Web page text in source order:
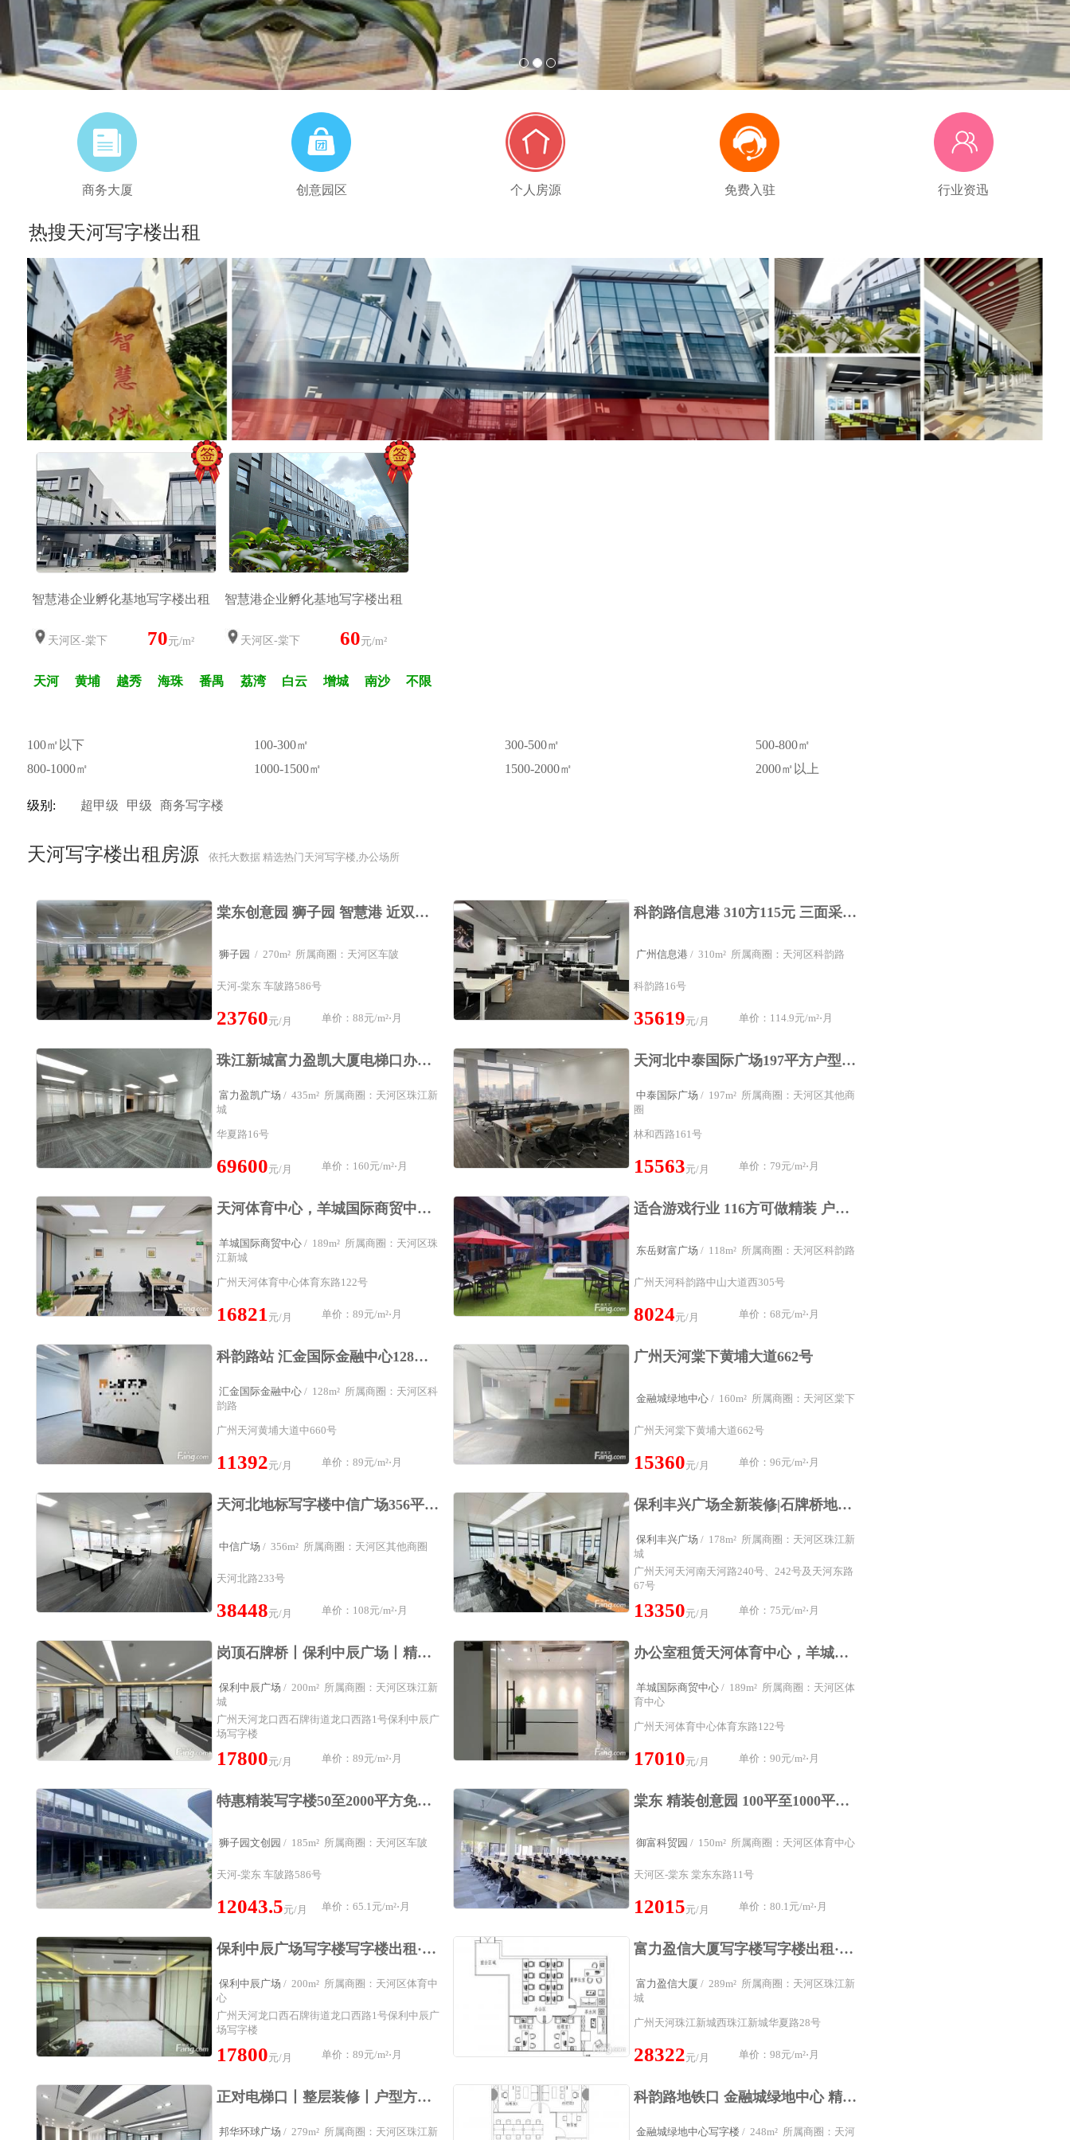
1 2 3
商务大厦 创意园区 个人房源 免费入驻 行业资迅
热搜天河写字楼出租
智慧港企业孵化基地写字楼出租
天河区-棠下 70元/m²
智慧港企业孵化基地写字楼出租
天河区-棠下 60元/m²
天河 黄埔 越秀 海珠 番禺 荔湾 白云 增城 南沙 不限
100㎡以下 100-300㎡ 300-500㎡
500-800㎡
800-1000㎡
1000-1500㎡ 1500-2000㎡ 2000㎡以上
级别: 超甲级 甲级 商务写字楼
天河写字楼出租房源 依托大数据 精选热门天河写字楼,办公场所
棠东创意园 狮子园 智慧港 近双地铁 独栋适合直播 办公出租
狮子园 / 270m² 所属商圈：天河区车陂
天河-棠东 车陂路586号
23760元/月 单价：88元/m²⋅月
科韵路信息港 310方115元 三面采光 带全套家具 南向
广州信息港 / 310m² 所属商圈：天河区科韵路
科韵路16号
35619元/月 单价：114.9元/m²⋅月
珠江新城富力盈凯大厦电梯口办公室双面采光435方高层
富力盈凯广场 / 435m² 所属商圈：天河区珠江新
城
华夏路16号
69600元/月 单价：160元/m²⋅月
天河北中泰国际广场197平方户型方正采光好大气前台带家私拎包入住
中泰国际广场 / 197m² 所属商圈：天河区其他商
圈
林和西路161号
15563元/月 单价：79元/m²⋅月
天河体育中心，羊城国际商贸中心，精装+3个间隔，配家私
羊城国际商贸中心 / 189m² 所属商圈：天河区珠
江新城
广州天河体育中心体育东路122号
16821 元/月 单价：89元/m²⋅月
适合游戏行业 116方可做精装 户型方正 可空调 配套齐全
东岳财富广场 / 118m² 所属商圈：天河区科韵路
广州天河科韵路中山大道西305号
8024元/月 单价：68元/m²⋅月
科韵路站 汇金国际金融中心128方2个间隔14人工区拎包入驻
汇金国际金融中心 / 128m² 所属商圈：天河区科
韵路
广州天河黄埔大道中660号
11392元/月 单价：89元/m²⋅月
广州天河棠下黄埔大道662号
金融城绿地中心 / 160m² 所属商圈：天河区棠下
广州天河棠下黄埔大道662号
15360元/月 单价：96元/m²⋅月
天河北地标写字楼中信广场356平方东北向办公室精装修带4隔间
中信广场 / 356m² 所属商圈：天河区其他商圈
天河北路233号
38448元/月 单价：108元/m²⋅月
保利丰兴广场全新装修|石牌桥地铁上盖|交通方便|价格实惠
保利丰兴广场 / 178m² 所属商圈：天河区珠江新
城
广州天河天河南天河路240号、242号及天河东路
67号
13350元/月 单价：75元/m²⋅月
岗顶石牌桥丨保利中辰广场丨精装修200一300方出租丨配家私
保利中辰广场 / 200m² 所属商圈：天河区珠江新
城
广州天河龙口西石牌街道龙口西路1号保利中辰广
场写字楼
17800元/月 单价：89元/m²⋅月
办公室租赁天河体育中心，羊城国际商贸中心，精装+3个间隔，配家私
羊城国际商贸中心 / 189m² 所属商圈：天河区体
育中心
广州天河体育中心体育东路122号
17010元/月 单价：90元/m²⋅月
特惠精装写字楼50至2000平方免费家具使用率高采光好可分割
狮子园文创园 / 185m² 所属商圈：天河区车陂
天河-棠东 车陂路586号
12043.5元/月 单价：65.1元/m²⋅月
棠东 精装创意园 100平至1000平带装修 拎包入住出租
御富科贸园 / 150m² 所属商圈：天河区体育中心
天河区-棠东 棠东东路11号
12015元/月 单价：80.1元/m²⋅月
保利中辰广场写字楼写字楼出租·办公室租赁岗顶石牌桥丨保利中辰广场丨精装修200一300方出租丨配家私
保利中辰广场 / 200m² 所属商圈：天河区体育中
心
广州天河龙口西石牌街道龙口西路1号保利中辰广
场写字楼
17800元/月 单价：89元/m²⋅月
富力盈信大厦写字楼写字楼出租·办公室租赁珠江新城富力盈信丨精装289方丨采光好 家具齐全丨拎包入驻
富力盈信大厦 / 289m² 所属商圈：天河区珠江新
城
广州天河珠江新城西珠江新城华夏路28号
28322元/月 单价：98元/m²⋅月
正对电梯口丨整层装修丨户型方正丨拎包入驻丨免中介费丨克洛维旁
邦华环球广场 / 279m² 所属商圈：天河区珠江新
科韵路地铁口 金融城绿地中心 精装可配家私 4个间隔
金融城绿地中心写字楼 / 248m² 所属商圈：天河